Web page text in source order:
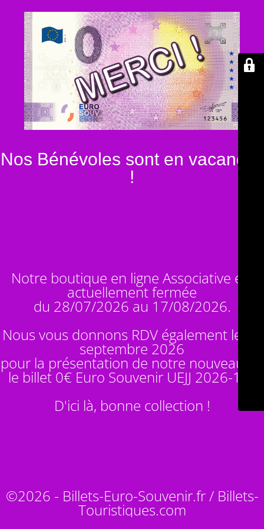
Nos Bénévoles sont en vacances
!
Notre boutique en ligne Associative est
actuellement fermée
du 28/07/2026 au 17/08/2026.
Nous vous donnons RDV également le 14
septembre 2026
pour la présentation de notre nouveauté :
le billet 0€ Euro Souvenir UEJJ 2026-10
D'ici là, bonne collection !
©2026 - Billets-Euro-Souvenir.fr / Billets-
Touristiques.com